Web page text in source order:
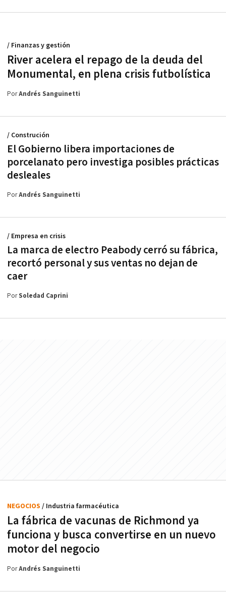
River acelera el repago de la deuda del
Monumental, en plena crisis futbolística
/ Finanzas y gestión
PorAndrés Sanguinetti
El Gobierno libera importaciones de
porcelanato pero investiga posibles prácticas
desleales
/ Construción
PorAndrés Sanguinetti
La marca de electro Peabody cerró su fábrica,
recortó personal y sus ventas no dejan de
caer
/ Empresa en crisis
PorSoledad Caprini
La fábrica de vacunas de Richmond ya
funciona y busca convertirse en un nuevo
motor del negocio
NEGOCIOS / Industria farmacéutica
PorAndrés Sanguinetti